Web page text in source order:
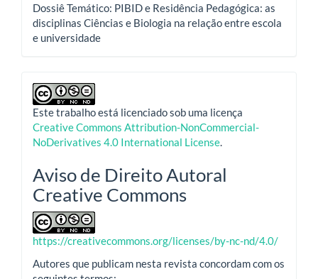
Dossiê Temático: PIBID e Residência Pedagógica: as
disciplinas Ciências e Biologia na relação entre escola
e universidade
Este trabalho está licenciado sob uma licença
Creative Commons Attribution-NonCommercial-
NoDerivatives 4.0 International License.
Aviso de Direito Autoral
Creative Commons
https://creativecommons.org/licenses/by-nc-nd/4.0/
Autores que publicam nesta revista concordam com os